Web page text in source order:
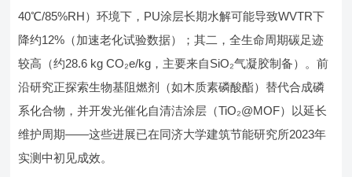
40℃/85%RH）环境下，PU涂层长期水解可能导致WVTR下
降约12%（加速老化试验数据）；其二，全生命周期碳足迹
较高（约28.6 kg CO₂e/kg，主要来自SiO₂气凝胶制备）。前
沿研究正探索生物基阻燃剂（如木质素磷酸酯）替代合成磷
系化合物，并开发光催化自清洁涂层（TiO₂@MOF）以延长
维护周期——这些进展已在同济大学建筑节能研究所2023年
实测中初见成效。